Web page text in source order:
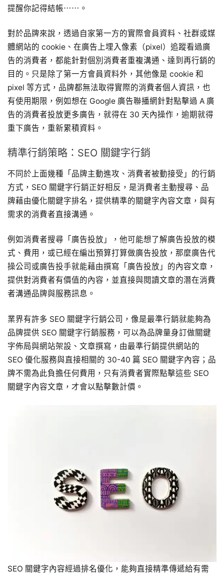
提醒你記得結帳⋯⋯。
對於品牌來說，透過自家第一方的實際會員資料、社群或媒
體網站的 cookie、在廣告上埋入像素（pixel）追蹤看過廣
告的消費者，都能針對個別消費者重複溝通、達到再行銷的
目的。只是除了第一方會員資料外，其他像是 cookie 和
pixel 等方式，品牌都無法取得實際的消費者個人資訊，也
有使用期限，例如想在 Google 廣告聯播網針對點擊過 A 廣
告的消費者投放更多廣告，就得在 30 天內操作，逾期就得
重下廣告，重新累積資料。
精準行銷策略：SEO 關鍵字行銷
不同於上面幾種「品牌主動進攻、消費者被動接受」的行銷
方式，SEO 關鍵字行銷正好相反，是消費者主動搜尋、品
牌藉由優化關鍵字排名，提供精準的關鍵字內容文章，與有
需求的消費者直接溝通。
例如消費者搜尋「廣告投放」，他可能想了解廣告投放的模
式、費用，或已經在編出預算打算做廣告投放，那麼廣告代
操公司或廣告投手就能藉由撰寫「廣告投放」的內容文章，
提供對消費者有價值的內容，並直接與閱讀文章的潛在消費
者溝通品牌與服務訊息。
業界有許多 SEO 關鍵字行銷公司，像是最準行銷就能夠為
品牌提供 SEO 關鍵字行銷服務，可以為品牌量身訂做關鍵
字佈局與網站架設、文章撰寫，由最準行銷提供網站的
SEO 優化服務與直接相關的 30-40 篇 SEO 關鍵字內容；品
牌不需為此負擔任何費用，只有消費者實際點擊這些 SEO
關鍵字內容文章，才會以點擊數計價。
SEO 關鍵字內容經過排名優化，能夠直接精準傳遞給有需